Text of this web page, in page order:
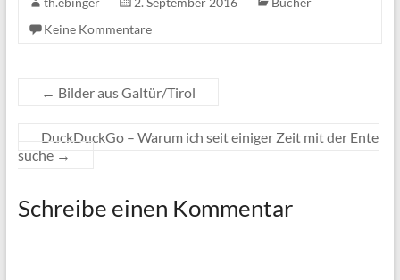
Keine Kommentare
← Bilder aus Galtür/Tirol
DuckDuckGo – Warum ich seit einiger Zeit mit der Ente
suche →
Schreibe einen Kommentar